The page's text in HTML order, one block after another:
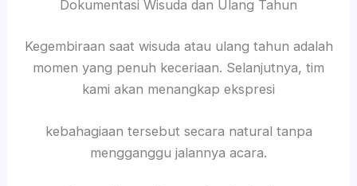
Dokumentasi Wisuda dan Ulang Tahun
Kegembiraan saat wisuda atau ulang tahun adalah
momen yang penuh keceriaan. Selanjutnya, tim
kami akan menangkap ekspresi
kebahagiaan tersebut secara natural tanpa
mengganggu jalannya acara.